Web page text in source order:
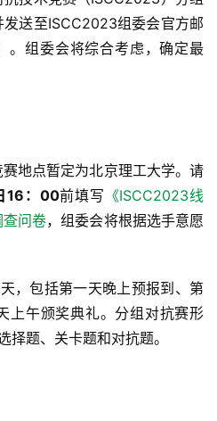
送至ISCC2023组委会官方邮
。组委会将综合考虑，确定最
地点暂定为北京理工大学。请
16：00前填写 《ISCC2023线
问卷，组委会将根据选手意愿
，包括第一天晚上预报到、第
上午颁奖典礼。分组对抗赛形
题、关卡题和对抗题。